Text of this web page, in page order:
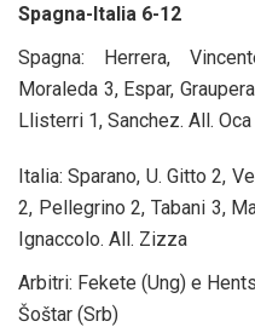
Spagna-Italia 6-12
Spagna: Herrera,
Moraleda 3, Espar,
Llisterri 1, Sanchez. All. Oca
Italia: Sparano, U. Gitto 2,
2, Pellegrino 2, Tabani 3,
Ignaccolo. All. Zizza
Arbitri: Fekete (Ung) e
Šoštar (Srb)